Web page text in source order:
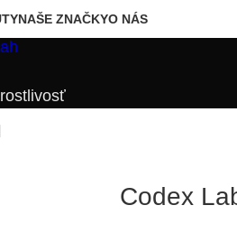
NAŠE ZNAČKYO NÁS
Codex